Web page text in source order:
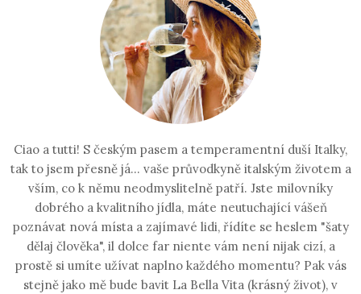
Ciao a tutti! S českým pasem a temperamentní duší Italky,
tak to jsem přesně já... vaše průvodkyně italským životem a
vším, co k němu neodmyslitelně patří. Jste milovníky
dobrého a kvalitního jídla, máte neutuchající vášeň
poznávat nová místa a zajímavé lidi, řídíte se heslem "šaty
dělaj člověka", il dolce far niente vám není nijak cizí, a
prostě si umíte užívat naplno každého momentu? Pak vás
stejně jako mě bude bavit La Bella Vita (krásný život), v